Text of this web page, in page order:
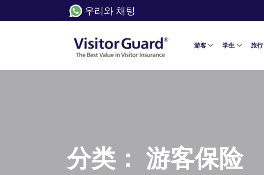
우리와 채팅
游客 学生 旅行
分类： 游客保险